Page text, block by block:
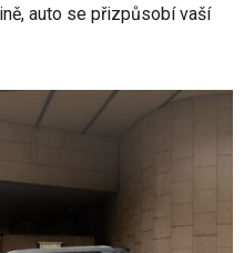
auto se přizpůsobí vaší